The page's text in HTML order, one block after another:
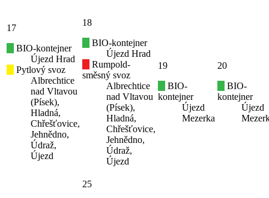
17
BIO-kontejner
Újezd Hrad
Pytlový svoz
Albrechtice
nad Vltavou
(Písek),
Hladná,
Chřešťovice,
Jehnědno,
Údraž,
Újezd
18
BIO-kontejner
Újezd Hrad
Rumpold-
směsný svoz
Albrechtice
nad Vltavou
(Písek),
Hladná,
Chřešťovice,
Jehnědno,
Údraž,
Újezd
19
BIO-
kontejner
Újezd
Mezerka
20
BIO-
kontejner
Újezd
25